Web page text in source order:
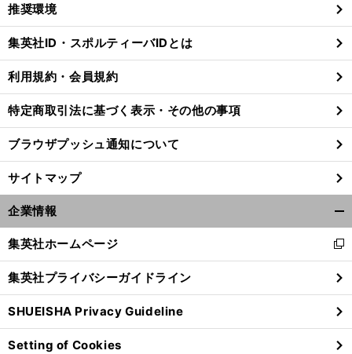
閉
る
推奨環境
集英社ID・スポルティーバIDとは
利用規約・会員規約
特定商取引法に基づく表示・その他の事項
ブラウザプッシュ通知について
サイトマップ
企業情報
閉
る
集英社ホームページ
新
し
い
ウ
ィ
ン
ド
集英社プライバシーガイドライン
SHUEISHA Privacy Guideline
Setting of Cookies